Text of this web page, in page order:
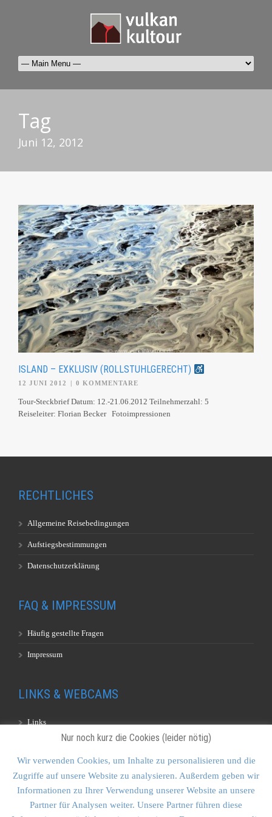
Tag
Juni 12, 2012
ISLAND – EXKLUSIV (ROLLSTUHLGERECHT)
12 JUNI 2012 | 0 KOMMENTARE
Tour-Steckbrief Datum: 12.-21.06.2012 Teilnehmerzahl: 5
Reiseleiter: Florian Becker Fotoimpressionen
RECHTLICHES
Allgemeine Reisebedingungen
Aufstiegsbestimmungen
Datenschutzerklärung
FAQ & IMPRESSUM
Häufig gestellte Fragen
Impressum
LINKS & WEBCAMS
Links
KONTAKT & SITEMAP
Kontakt
Nur noch kurz die Cookies (leider nötig)
Wir verwenden Cookies, um Inhalte zu personalisieren und die
Zugriffe auf unsere Website zu analysieren. Außerdem geben wir
Informationen zu Ihrer Verwendung unserer Website an unsere
Partner für Analysen weiter. Unsere Partner führen diese